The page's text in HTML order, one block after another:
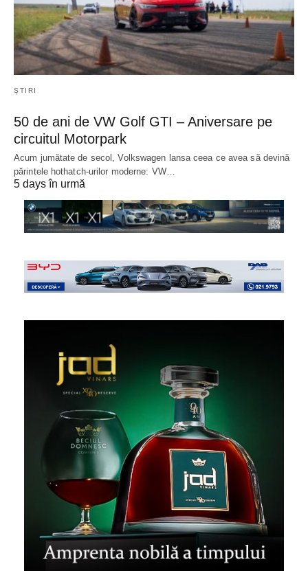
ȘTIRI
50 de ani de VW Golf GTI – Aniversare pe
circuitul Motorpark
Acum jumătate de secol, Volkswagen lansa ceea ce avea să devină
părintele hothatch-urilor moderne: VW…
5 days în urmă